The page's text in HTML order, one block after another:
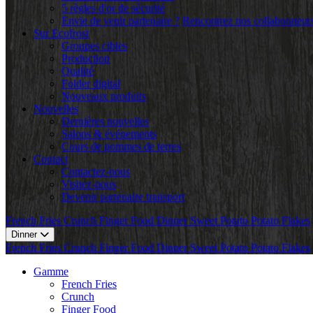
5 règles d'or de sécurité
Envie de venir partenaire ? Rencontrez nos
Sur Ecofrost
Groupes cibles
Production
Qualité
Folder digital
Nouveaux produits
Nouvelles
Dernières nouvelles
Salons & événements
Cours de pommes de terres
Contact
Contactez-nous
Visitez-nous
Devenir partenaire transport
French Fries Crunch Finger Food Dinner Sweet Potato Potato Flakes
Dinner
French Fries Crunch Finger Food Dinner Sweet Potato Potato Flakes
Gamme
French Fries
Crunch
Finger Food